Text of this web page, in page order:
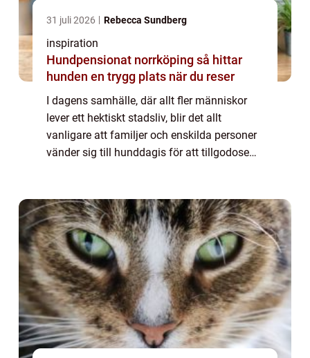
31 juli 2026 Rebecca Sundberg
inspiration
Hundpensionat norrköping så hittar
hunden en trygg plats när du reser
I dagens samhälle, där allt fler människor
lever ett hektiskt stadsliv, blir det allt
vanligare att familjer och enskilda personer
vänder sig till hunddagis för att tillgodose